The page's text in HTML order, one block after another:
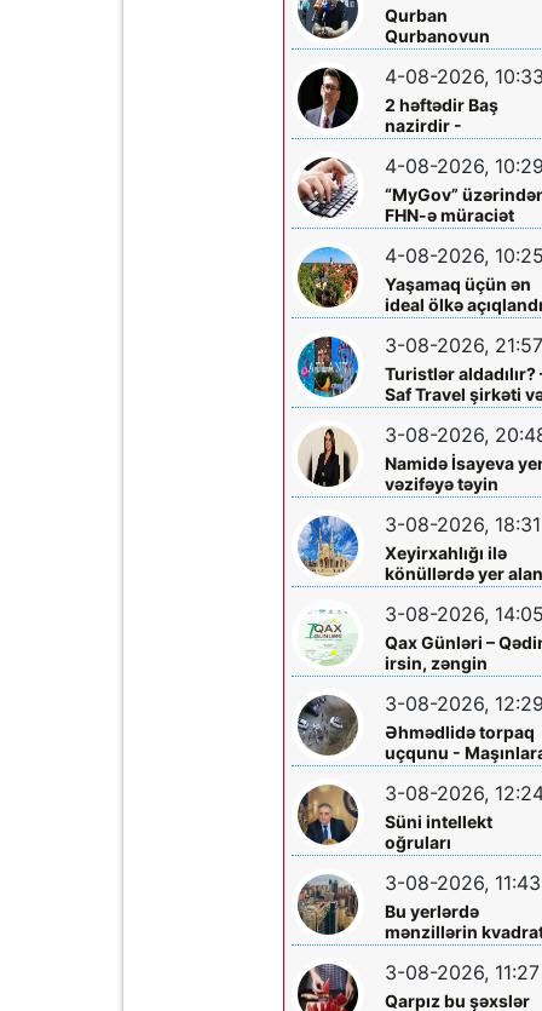
Qurban
Qurbanovun
mətbuat konfransı
Bakıda olacaq
4-08-2026, 10:33
2 həftədir Baş
nazirdir -
Məzuniyyətə çıxır
4-08-2026, 10:29
“MyGov”
FHN-ə müraciət
etmək olacaq
4-08-2026, 10:25
Yaşamaq üçün ən
ideal ölkə açıqlandı
3-08-2026, 21:57
Turistlər aldadılır?
Saf Travel şirkəti
Nabran turu ilə
ciddi iddialar
araşdırılmalıdır
3-08-2026,
Namidə İsayeva
vəzifəyə təyin
olundu
3-08-2026, 18:31
Xeyirxahlığı ilə
könüllərdə yer alan
Heydər müəllimə
şəfa diləyirik
3-08-2026, 14:05
Qax Günləri –
irsin, zəngin
mədəniyyətin və
müasir inkişafın
bayramı
3-08-2026, 12:29
Əhmədlidə torpaq
uçqunu -
zərər dəydi
3-08-2026,
Süni intellekt
oğruları
3-08-2026, 11:43
Bu yerlərdə
mənzillərin
7 min oldu
3-08-2026, 11:27
Qarpız bu şəxslər